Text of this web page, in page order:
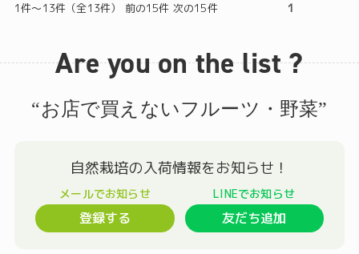
1件～13件（全13件） 前の15件 次の15件 1
Are you on the list ?
“お店で買えないフルーツ・野菜”
登録する 友だち追加